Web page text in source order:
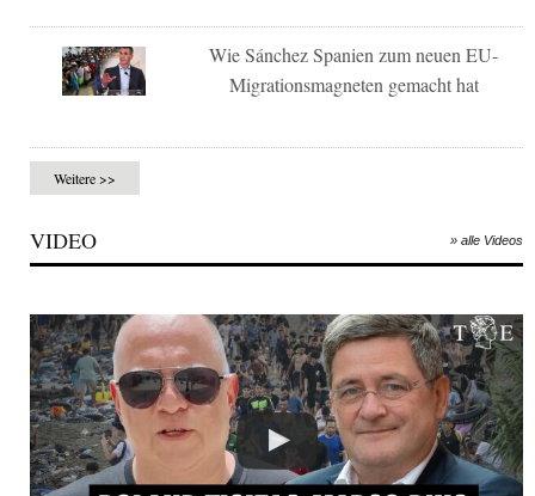
Wie Sánchez Spanien zum neuen EU-
Migrationsmagneten gemacht hat
Weitere >>
VIDEO » alle Videos